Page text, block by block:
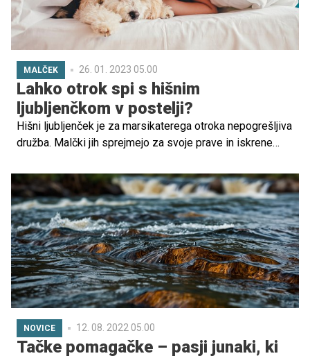
MALČEK 26. 01. 2023 05.00
Lahko otrok spi s hišnim
ljubljenčkom v postelji?
Hišni ljubljenček je za marsikaterega otroka nepogrešljiva
družba. Malčki jih sprejmejo za svoje prave in iskrene
družbi. Zato nemalokrat prosijo tudi, da bi lahko hišni
ljubljenček spal v njihovi postelji. Pa je to v redu ali ne?
NOVICE 12. 08. 2022 05.00
Tačke pomagačke – pasji junaki, ki